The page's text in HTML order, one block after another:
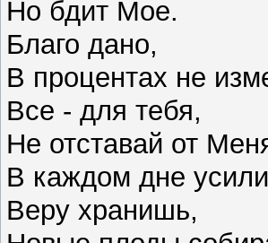
Но бдит Мое.
Благо дано,
В процентах не
Все - для тебя,
Не отставай от
В каждом дне
Веру хранишь,